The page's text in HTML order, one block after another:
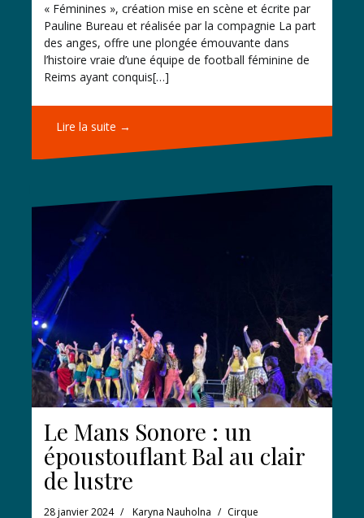
« Féminines », création mise en scène et écrite par
Pauline Bureau et réalisée par la compagnie La part
des anges, offre une plongée émouvante dans
l’histoire vraie d’une équipe de football féminine de
Reims ayant conquis[…]
Lire la suite →
Le Mans Sonore : un
époustouflant Bal au clair
de lustre
28 janvier 2024 Karyna Nauholna Cirque